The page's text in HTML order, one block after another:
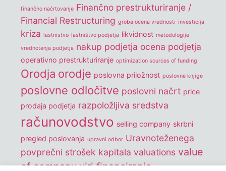
finančno načrtovanje Finančno prestrukturiranje /
Financial Restructuring groba ocena vrednosti investicija
kriza lastnistvo lastništvo podjetja likvidnost metodologije
vrednotenja podjetja nakup podjetja ocena podjetja
operativno prestrukturiranje optimization sources of funding
Orodja orodje poslovna priložnost poslovne knjige
poslovne odločitve poslovni načrt price
prodaja podjetja razpoložljiva sredstva
računovodstvo selling company skrbni
pregled poslovanja upravni odbor Uravnoteženega
povprečni strošek kapitala valuations value
of company viri financiranja